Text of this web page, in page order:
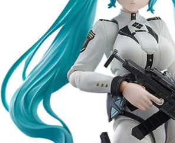
2.基於同意付款使用「大哥付你分期」之契約關係
資料（包含姓名、電話或地址）提供予台灣大哥大
由本公司與您本人進行分期帳單所需資料之確認、
3.完整用戶服務條款，請詳閱以下連結：https://
預購-宅配(舊)
每筆NT$120，滿NT$3,000(含以上)免運費
預購-宅配(離島)(舊)
每筆NT$160，滿NT$3,000(含以上)免運費
東海門市自取，需自備購物袋取貨唷。
免運費